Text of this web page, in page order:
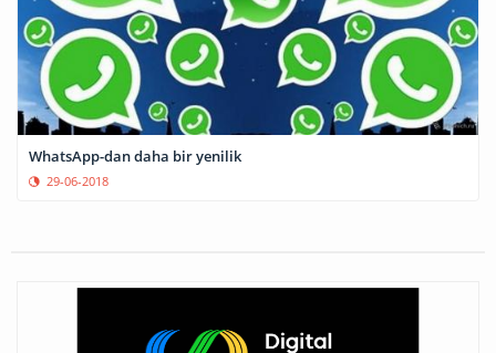
WhatsApp-dan daha bir yenilik
29-06-2018